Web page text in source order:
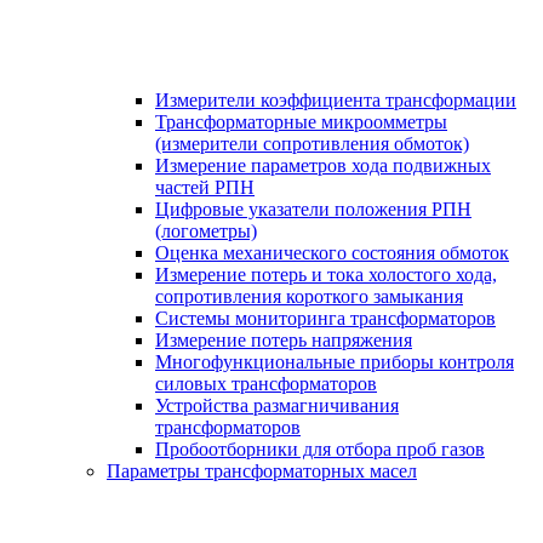
Измерители коэффициента трансформации
Трансформаторные микроомметры
(измерители сопротивления обмоток)
Измерение параметров хода подвижных
частей РПН
Цифровые указатели положения РПН
(логометры)
Оценка механического состояния обмоток
Измерение потерь и тока холостого хода,
сопротивления короткого замыкания
Системы мониторинга трансформаторов
Измерение потерь напряжения
Многофункциональные приборы контроля
силовых трансформаторов
Устройства размагничивания
трансформаторов
Пробоотборники для отбора проб газов
Параметры трансформаторных масел